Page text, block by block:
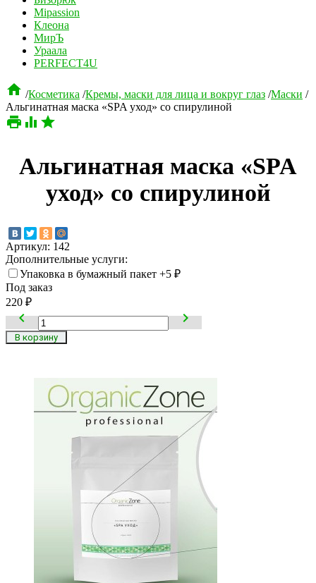
Mipassion
Клеона
МирЪ
Ураала
PERFECT4U
 /Косметика /Кремы, маски для лица и вокруг глаз /Маски /
Альгинатная маска «SPA уход» со спирулиной
  
Альгинатная маска «SPA
уход» со спирулиной
Артикул: 142
Дополнительные услуги:
Упаковка в бумажный пакет +5 ₽
Под заказ
220 ₽
 